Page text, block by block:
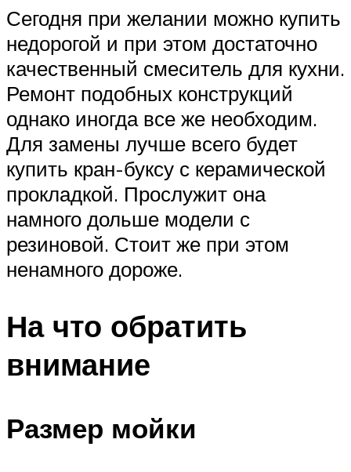
Сегодня при желании можно купить
недорогой и при этом достаточно
качественный смеситель для кухни.
Ремонт подобных конструкций
однако иногда все же необходим.
Для замены лучше всего будет
купить кран-буксу с керамической
прокладкой. Прослужит она
намного дольше модели с
резиновой. Стоит же при этом
ненамного дороже.
На что обратить
внимание
Размер мойки